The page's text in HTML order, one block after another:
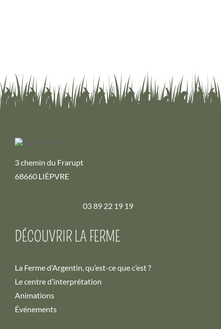
3 chemin du Frarupt
68660 LIÈPVRE
03 89 22 19 19
DÉCOUVRIR LA FERME
La Ferme d’Argentin, qu’est-ce que c’est ?
Le centre d’interprétation
Animations
Événements